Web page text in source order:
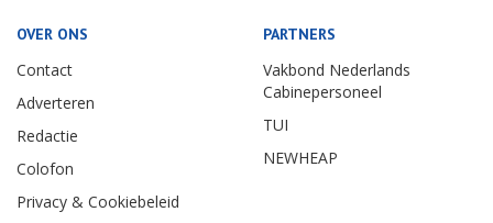
OVER ONS
Contact
Adverteren
Redactie
Colofon
Privacy & Cookiebeleid
PARTNERS
Vakbond Nederlands
Cabinepersoneel
TUI
NEWHEAP